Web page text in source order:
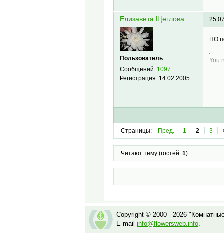
Елизавета Щеглова
Пользователь
Сообщений: 1097
Регистрация: 14.02.2005
НО
You
Страницы: Пред. 1 2 3
Читают тему (гостей: 1)
Copyright © 2000 - 2026
E-mail info@flowersweb.info.